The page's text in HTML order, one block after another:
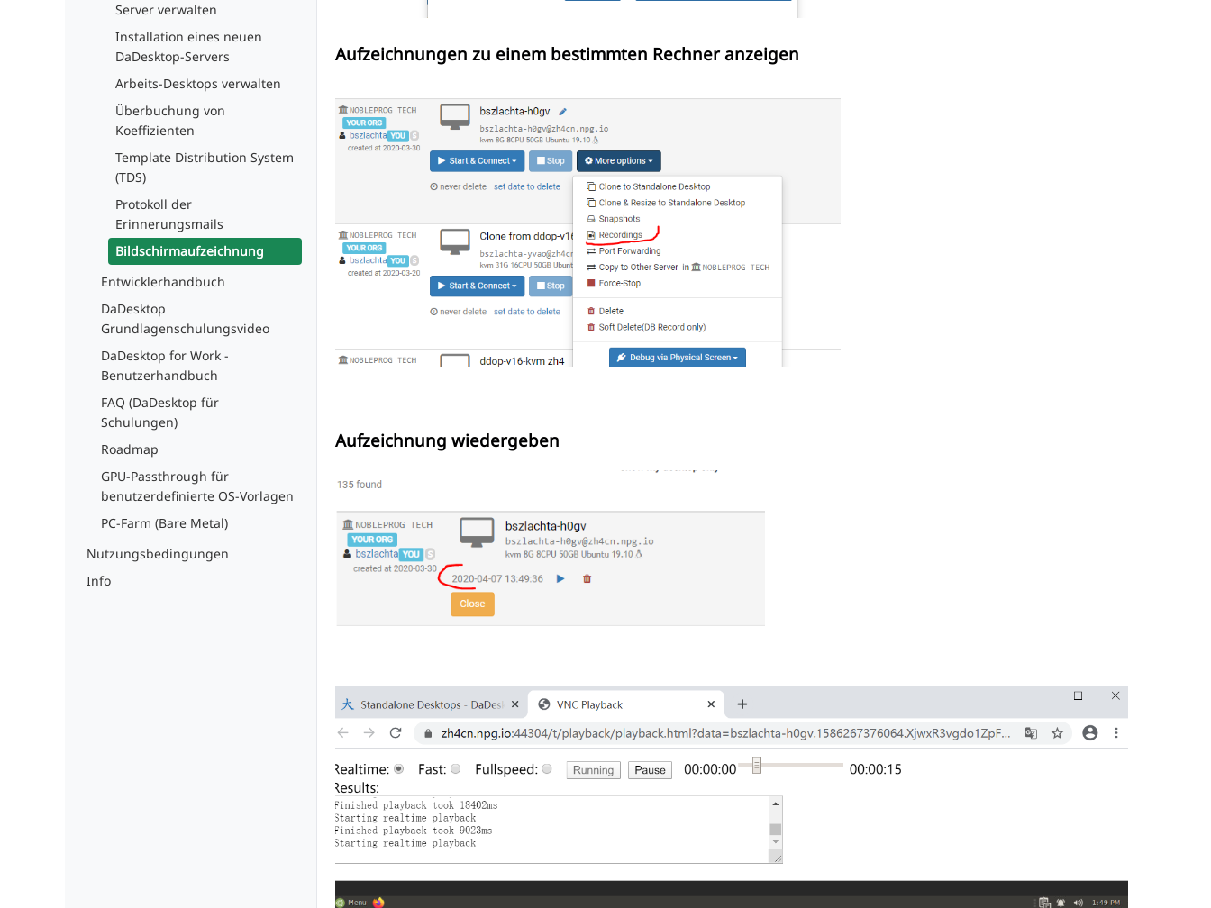
Server verwalten
Installation eines neuen
DaDesktop-Servers
Arbeits-Desktops verwalten
Überbuchung von
Koeffizienten
Template Distribution System
(TDS)
Protokoll der
Erinnerungsmails
Bildschirmaufzeichnung
Entwicklerhandbuch
DaDesktop
Grundlagenschulungsvideo
DaDesktop for Work -
Benutzerhandbuch
FAQ (DaDesktop für
Schulungen)
Roadmap
GPU-Passthrough für
benutzerdefinierte OS-Vorlagen
PC-Farm (Bare Metal)
Nutzungsbedingungen
Info
Aufzeichnungen zu einem bestimmten Rechner anzeigen
Aufzeichnung wiedergeben